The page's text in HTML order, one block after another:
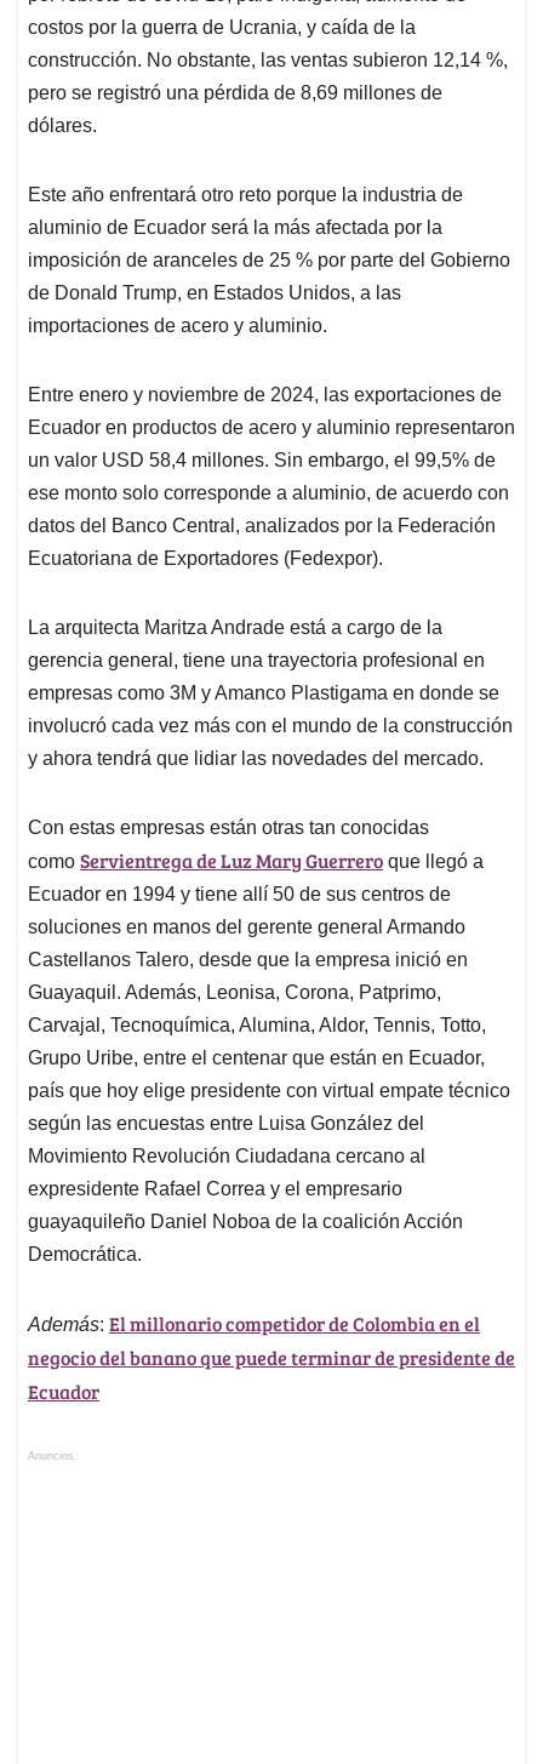
costos por la guerra de Ucrania, y caída de la
construcción. No obstante, las ventas subieron 12,14 %,
pero se registró una pérdida de 8,69 millones de
dólares.
Este año enfrentará otro reto porque la industria de
aluminio de Ecuador será la más afectada por la
imposición de aranceles de 25 % por parte del Gobierno
de Donald Trump, en Estados Unidos, a las
importaciones de acero y aluminio.
Entre enero y noviembre de 2024, las exportaciones de
Ecuador en productos de acero y aluminio representaron
un valor USD 58,4 millones. Sin embargo, el 99,5% de
ese monto solo corresponde a aluminio, de acuerdo con
datos del Banco Central, analizados por la Federación
Ecuatoriana de Exportadores (Fedexpor).
La arquitecta Maritza Andrade está a cargo de la
gerencia general, tiene una trayectoria profesional en
empresas como 3M y Amanco Plastigama en donde se
involucró cada vez más con el mundo de la construcción
y ahora tendrá que lidiar las novedades del mercado.
Con estas empresas están otras tan conocidas
como Servientrega de Luz Mary Guerrero que llegó a
Ecuador en 1994 y tiene allí 50 de sus centros de
soluciones en manos del gerente general Armando
Castellanos Talero, desde que la empresa inició en
Guayaquil. Además, Leonisa, Corona, Patprimo,
Carvajal, Tecnoquímica, Alumina, Aldor, Tennis, Totto,
Grupo Uribe, entre el centenar que están en Ecuador,
país que hoy elige presidente con virtual empate técnico
según las encuestas entre Luisa González del
Movimiento Revolución Ciudadana cercano al
expresidente Rafael Correa y el empresario
guayaquileño Daniel Noboa de la coalición Acción
Democrática.
Además: El millonario competidor de Colombia en el
negocio del banano que puede terminar de presidente de
Ecuador
Anuncios.